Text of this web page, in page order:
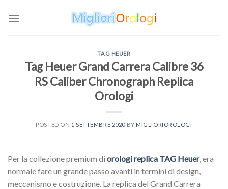
TAG HEUER
Tag Heuer Grand Carrera Calibre 36
RS Caliber Chronograph Replica
Orologi
POSTED ON 1 SETTEMBRE 2020BY MIGLIORIOROLOGI
Per la collezione premium di orologi replica TAG Heuer, era
normale fare un grande passo avanti in termini di design,
meccanismo e costruzione. La replica del Grand Carrera